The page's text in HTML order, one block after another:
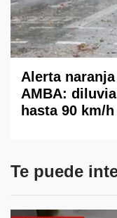
Alerta
AMBA:
hasta 90 km/
Te puede